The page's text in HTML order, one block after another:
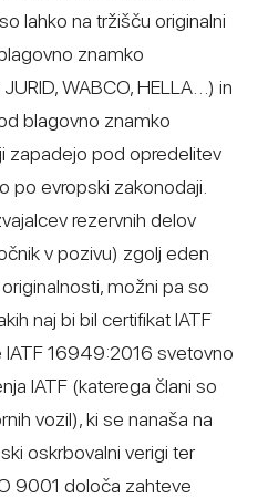
lahko na tržišču originalni
znamko
WABCO, HELLA…) in
blagovno znamko
zapadejo pod opredelitev
po evropski zakonodaji.
rezervnih delov
v pozivu) zgolj eden
možni pa so
naj bi bil certifikat IATF
16949:2016 svetovno
IATF (katerega člani so
vozil), ki se nanaša na
oskrbovalni verigi ter
9001 določa zahteve